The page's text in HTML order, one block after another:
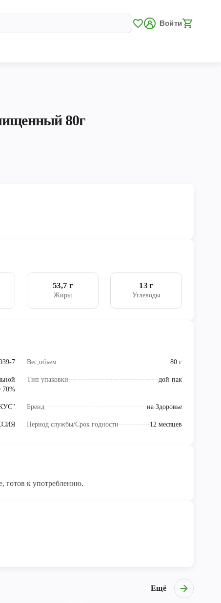
Войти
80г
53,7 г
Жиры
13 г
Углеводы
7 Вес,объем 80 г
70%
Тип упаковки дой-пак
Бренд на Здоровье
Период службы/Срок годности 12 месяцев
готов к употреблению.
Ещё